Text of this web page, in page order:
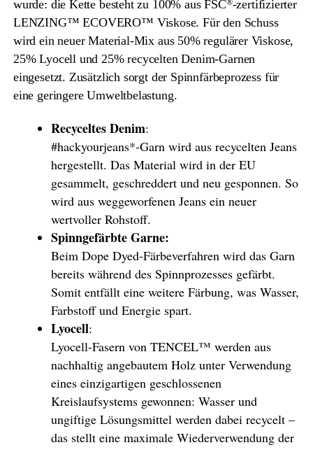
wurde: die Kette besteht zu 100% aus FSC®-zertifizierter
LENZING™ ECOVERO™ Viskose. Für den Schuss
wird ein neuer Material-Mix aus 50% regulärer Viskose,
25% Lyocell und 25% recycelten Denim-Garnen
eingesetzt. Zusätzlich sorgt der Spinnfärbeprozess für
eine geringere Umweltbelastung.
Recyceltes Denim:
#hackyourjeans*-Garn wird aus recycelten Jeans
hergestellt. Das Material wird in der EU
gesammelt, geschreddert und neu gesponnen. So
wird aus weggeworfenen Jeans ein neuer
wertvoller Rohstoff.
Spinngefärbte Garne:
Beim Dope Dyed-Färbeverfahren wird das Garn
bereits während des Spinnprozesses gefärbt.
Somit entfällt eine weitere Färbung, was Wasser,
Farbstoff und Energie spart.
Lyocell:
Lyocell-Fasern von TENCEL™ werden aus
nachhaltig angebautem Holz unter Verwendung
eines einzigartigen geschlossenen
Kreislaufsystems gewonnen: Wasser und
ungiftige Lösungsmittel werden dabei recycelt –
das stellt eine maximale Wiederverwendung der